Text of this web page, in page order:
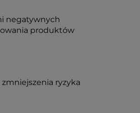
negatywnych
produktów
ryzyka